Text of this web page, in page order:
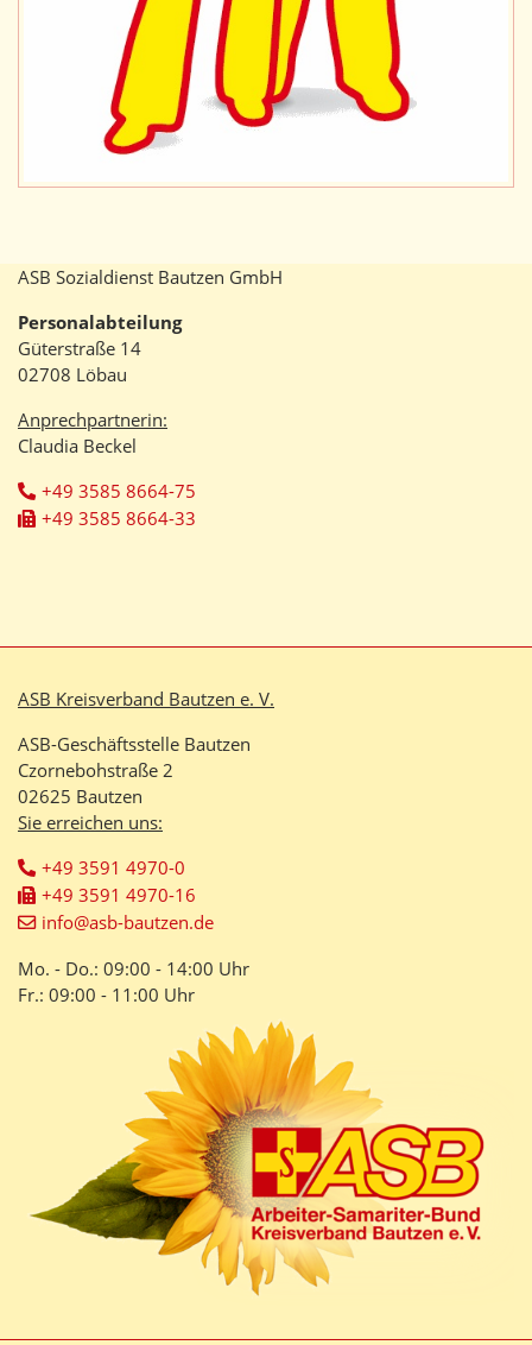
ASB Sozialdienst Bautzen GmbH
Personalabteilung
Güterstraße 14
02708 Löbau
Anprechpartnerin:
Claudia Beckel
+49 3585 8664-75
+49 3585 8664-33
ASB Kreisverband Bautzen e. V.
ASB-Geschäftsstelle Bautzen
Czornebohstraße 2
02625 Bautzen
Sie erreichen uns:
+49 3591 4970-0
+49 3591 4970-16
info@asb-bautzen.de
Mo. - Do.: 09:00 - 14:00 Uhr
Fr.: 09:00 - 11:00 Uhr